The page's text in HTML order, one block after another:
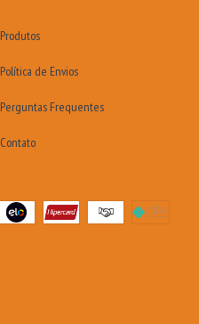
Produtos
Política de Envios
Perguntas Frequentes
Contato